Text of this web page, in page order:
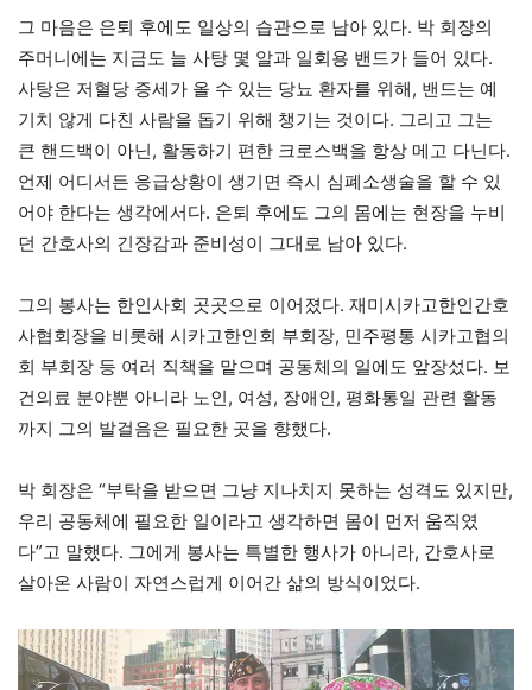
그 마음은 은퇴 후에도 일상의 습관으로 남아 있다. 박 회장의
주머니에는 지금도 늘 사탕 몇 알과 일회용 밴드가 들어 있다.
사탕은 저혈당 증세가 올 수 있는 당뇨 환자를 위해, 밴드는 예
기치 않게 다친 사람을 돕기 위해 챙기는 것이다. 그리고 그는
큰 핸드백이 아닌, 활동하기 편한 크로스백을 항상 메고 다닌다.
언제 어디서든 응급상황이 생기면 즉시 심폐소생술을 할 수 있
어야 한다는 생각에서다. 은퇴 후에도 그의 몸에는 현장을 누비
던 간호사의 긴장감과 준비성이 그대로 남아 있다.
그의 봉사는 한인사회 곳곳으로 이어졌다. 재미시카고한인간호
사협회장을 비롯해 시카고한인회 부회장, 민주평통 시카고협의
회 부회장 등 여러 직책을 맡으며 공동체의 일에도 앞장섰다. 보
건의료 분야뿐 아니라 노인, 여성, 장애인, 평화통일 관련 활동
까지 그의 발걸음은 필요한 곳을 향했다.
박 회장은 “부탁을 받으면 그냥 지나치지 못하는 성격도 있지만,
우리 공동체에 필요한 일이라고 생각하면 몸이 먼저 움직였
다”고 말했다. 그에게 봉사는 특별한 행사가 아니라, 간호사로
살아온 사람이 자연스럽게 이어간 삶의 방식이었다.